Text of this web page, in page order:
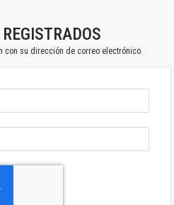
con su dirección de correo electrónico.